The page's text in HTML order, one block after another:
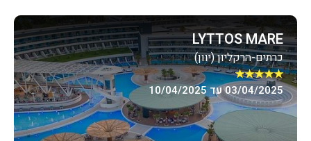
LYTTOS MARE
כרתים-הרקליון (יוון)
★★★★★
03/04/2025 עד 10/04/2025